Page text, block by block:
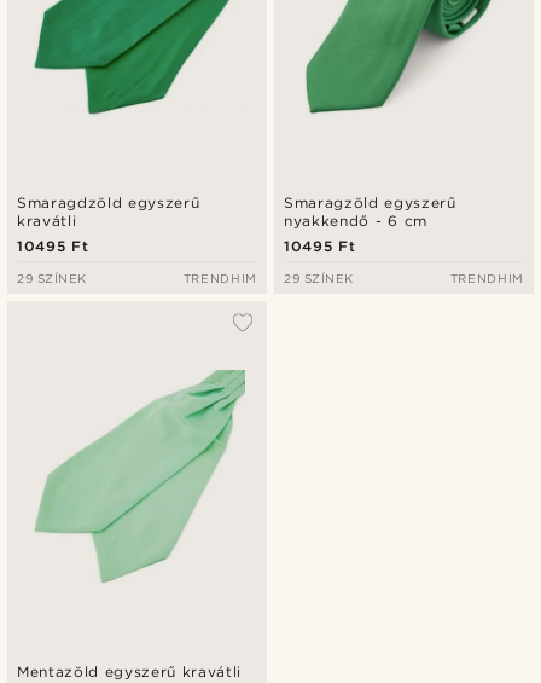
Smaragdzöld egyszerű
kravátli
10495 Ft
29 SZÍNEK TRENDHIM
Smaragzöld egyszerű
nyakkendő - 6 cm
10495 Ft
29 SZÍNEK TRENDHIM
Mentazöld egyszerű kravátli